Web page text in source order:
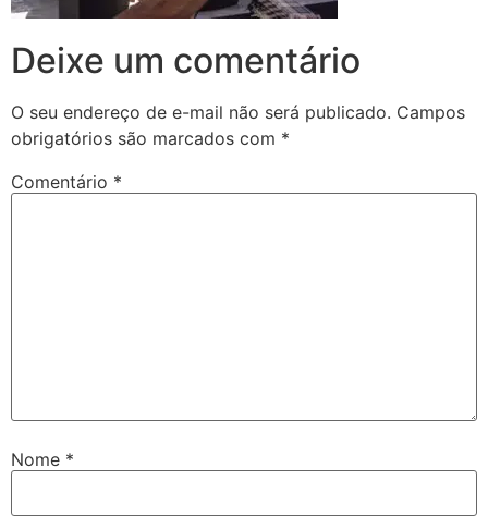
Deixe um comentário
O seu endereço de e-mail não será publicado. Campos
obrigatórios são marcados com *
Comentário *
Nome *